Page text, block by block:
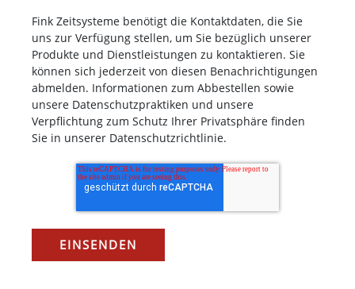
Fink Zeitsysteme benötigt die Kontaktdaten, die Sie
uns zur Verfügung stellen, um Sie bezüglich unserer
Produkte und Dienstleistungen zu kontaktieren. Sie
können sich jederzeit von diesen Benachrichtigungen
abmelden. Informationen zum Abbestellen sowie
unsere Datenschutzpraktiken und unsere
Verpflichtung zum Schutz Ihrer Privatsphäre finden
Sie in unserer Datenschutzrichtlinie.